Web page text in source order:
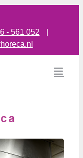
- 561 052